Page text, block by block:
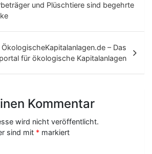
und Plüschtiere sind begehrte
ÖkologischeKapitalanlagen.de – Das
für ökologische Kapitalanlagen
Kommentar
wird nicht veröffentlicht.
sind mit * markiert